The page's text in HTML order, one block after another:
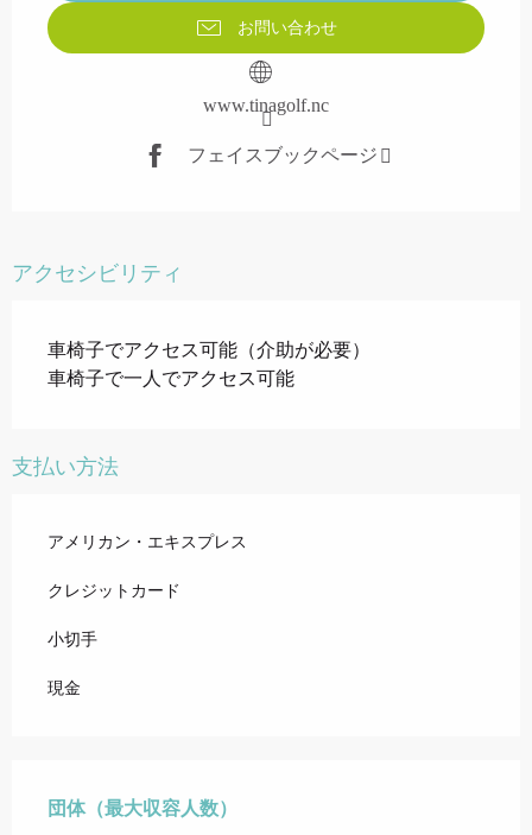
お問い合わせ
www.tinagolf.nc
フェイスブックページ
アクセシビリティ
車椅子でアクセス可能（介助が必要）
車椅子で一人でアクセス可能
支払い方法
アメリカン・エキスプレス
クレジットカード
小切手
現金
団体（最大収容人数）
団体（最大収容人数）